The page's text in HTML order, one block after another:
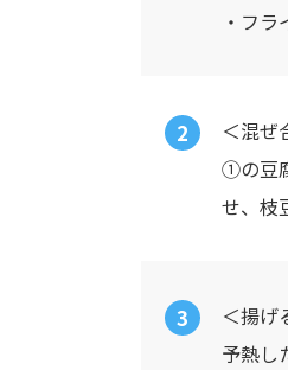
・フ
＜混ぜ
①の豆
せ、枝
＜揚げ
予熱し